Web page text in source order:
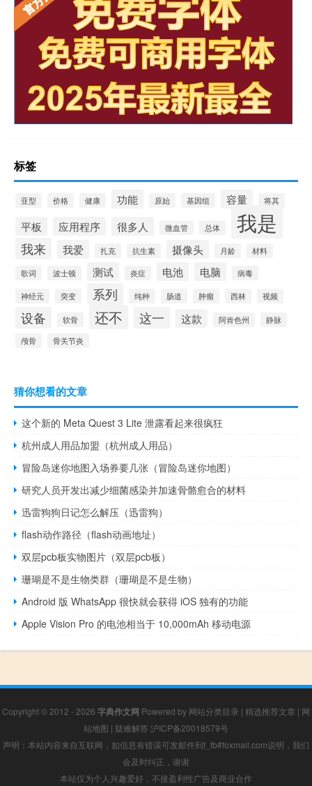
标签
亚型 价格 健康 功能 原始 基因组 容量 将其
平板 应用程序 很多人 微血管 总体 我是
我来 我爱 扎克 抗生素 摄像头 月龄 材料
歌词 波士顿 测试 炎症 电池 电脑 病毒
神经元 突变 系列 纯种 肠道 肿瘤 西林 视频
设备 软骨 还不 这一 这款 阿肯色州
静脉
颅骨
骨关节炎
猜你想看的文章
这个新的 Meta Quest 3 Lite 泄露看起来很疯狂
杭州成人用品加盟（杭州成人用品）
冒险岛迷你地图入场券要几张（冒险岛迷你地图）
研究人员开发出减少细菌感染并加速骨骼愈合的材料
迅雷狗狗日记怎么解压（迅雷狗）
flash动作路径（flash动画地址）
双层pcb板实物图片（双层pcb板）
珊瑚是不是生物类群（珊瑚是不是生物）
Android 版 WhatsApp 很快就会获得 iOS 独有的功能
Apple Vision Pro 的电池相当于 10,000mAh 移动电源
Copyright © 2012 - 2026 字典作文网 Powered by 网站分类目录 | 精选推荐文章 | 网
站地图 | 疑难解答 沪ICP备20018579号
声明：本站内容来自互联网，如信息有错误可发邮件到f_fb#foxmail.com说明，我们
会及时纠正，谢谢
本站仅为个人兴趣爱好，不接盈利性广告及商业合作